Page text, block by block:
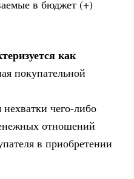
в бюджет (+)
как
покупательной
чего-либо
отношений
в приобретении